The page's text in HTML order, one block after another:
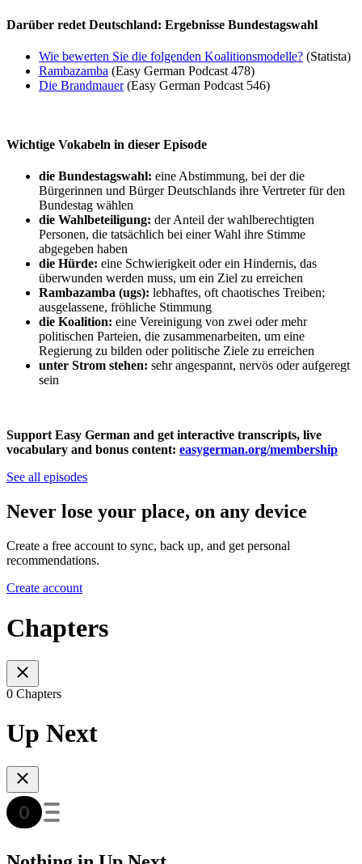
Darüber redet Deutschland: Ergebnisse Bundestagswahl
Wie bewerten Sie die folgenden Koalitionsmodelle? (Statista)
Rambazamba (Easy German Podcast 478)
Die Brandmauer(Easy German Podcast 546)
Wichtige Vokabeln in dieser Episode
die Bundestagswahl: eine Abstimmung, bei der die
Bürgerinnen und Bürger Deutschlands ihre Vertreter für den
Bundestag wählen
die Wahlbeteiligung: der Anteil der wahlberechtigten
Personen, die tatsächlich bei einer Wahl ihre Stimme
abgegeben haben
die Hürde: eine Schwierigkeit oder ein Hindernis, das
überwunden werden muss, um ein Ziel zu erreichen
Rambazamba (ugs): lebhaftes, oft chaotisches Treiben;
ausgelassene, fröhliche Stimmung
die Koalition: eine Vereinigung von zwei oder mehr
politischen Parteien, die zusammenarbeiten, um eine
Regierung zu bilden oder politische Ziele zu erreichen
unter Strom stehen: sehr angespannt, nervös oder aufgeregt
sein
Support Easy German and get interactive transcripts, live
vocabulary and bonus content: easygerman.org/membership
See all episodes
Never lose your place, on any device
Create a free account to sync, back up, and get personal
recommendations.
Create account
Chapters
0 Chapters
Up Next